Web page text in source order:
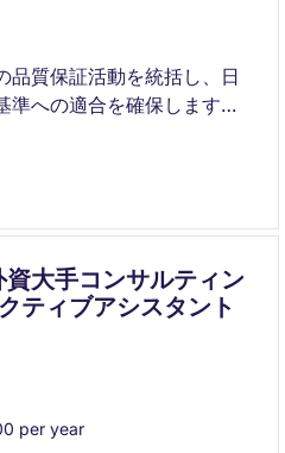
品質保証活動を統括し、日
準への適合を確保します。
ホルダーとの連携を担いま
資大手コンサルティン
ティブアシスタント
per year